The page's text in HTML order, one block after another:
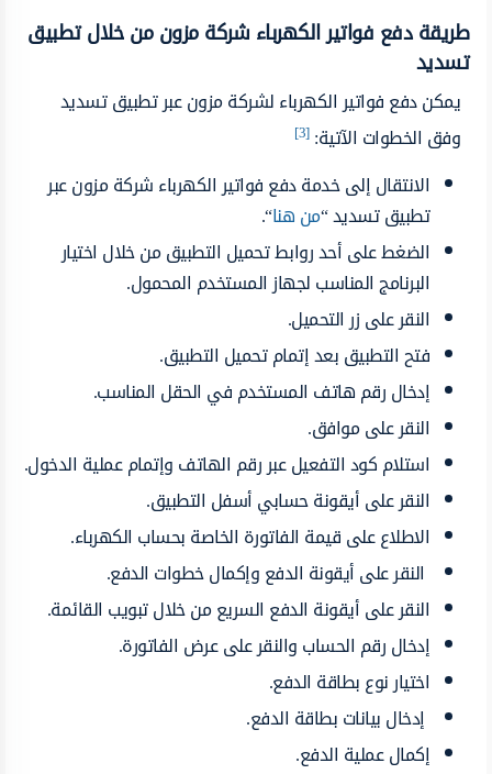
طريقة دفع فواتير الكهرباء شركة مزون من خلال تطبيق
تسديد
يمكن دفع فواتير الكهرباء لشركة مزون عبر تطبيق تسديد
وفق الخطوات الآتية:[3]
الانتقال إلى خدمة دفع فواتير الكهرباء شركة مزون عبر
تطبيق تسديد “من هنا“.
الضغط على أحد روابط تحميل التطبيق من خلال اختيار
البرنامج المناسب لجهاز المستخدم المحمول.
النقر على زر التحميل.
فتح التطبيق بعد إتمام تحميل التطبيق.
إدخال رقم هاتف المستخدم في الحقل المناسب.
النقر على موافق.
استلام كود التفعيل عبر رقم الهاتف وإتمام عملية الدخول.
النقر على أيقونة حسابي أسفل التطبيق.
الاطلاع على قيمة الفاتورة الخاصة بحساب الكهرباء.
النقر على أيقونة الدفع وإكمال خطوات الدفع.
النقر على أيقونة الدفع السريع من خلال تبويب القائمة.
إدخال رقم الحساب والنقر على عرض الفاتورة.
اختيار نوع بطاقة الدفع.
إدخال بيانات بطاقة الدفع.
إكمال عملية الدفع.